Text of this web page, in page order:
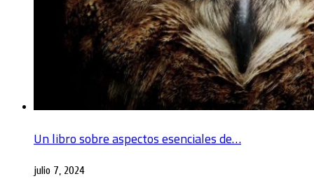
Un libro sobre aspectos esenciales de…
julio 7, 2024